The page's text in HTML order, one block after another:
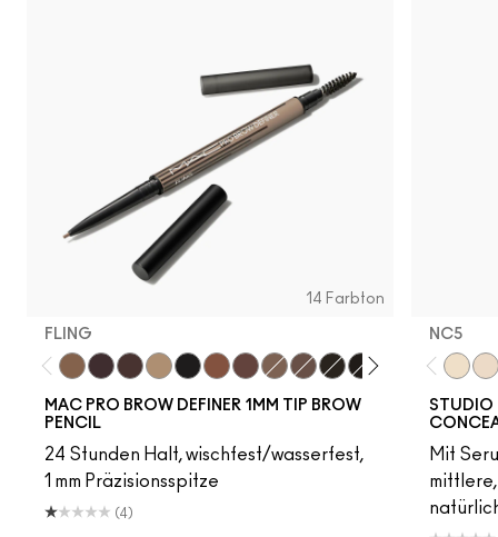
14 Farbton
FLING
MAC PRO BROW DEFINER 1MM TIP BROW
PENCIL
24 Stunden Halt, wischfest/wasserfest,
1 mm Präzisionsspitze
(4)
NC5​
STUDIO
Mit